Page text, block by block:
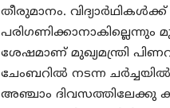
തീരുമാനം.
ശേഷമാണ് മുഖ്യമന്ത്രി
ചേംബറില്‍ നടന്ന
അഞ്ചാം ദിവസത്തിലേക്കു